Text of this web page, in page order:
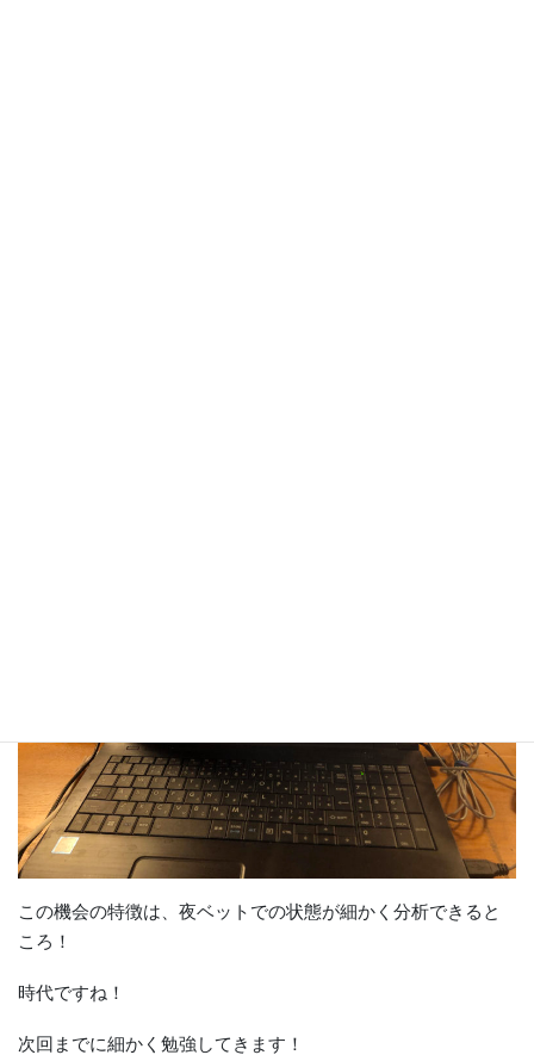
この機会の特徴は、夜ベットでの状態が細かく分析できると
ころ！
時代ですね！
次回までに細かく勉強してきます！